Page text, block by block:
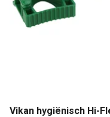
Vikan hygiënisch Hi-